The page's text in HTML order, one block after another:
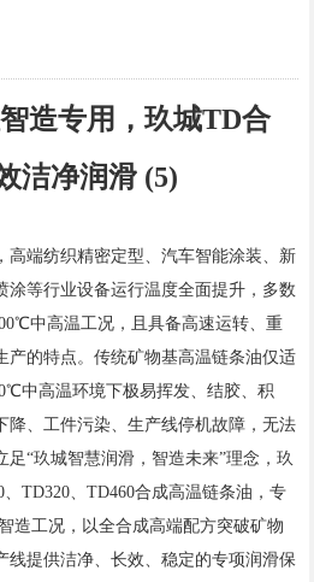
造专用，玖城TD合
洁净润滑 (5)
高端纺织精密定型、汽车智能涂装、新
涂等行业设备运行温度全面提升，多数
中高温工况，且具备高速运转、重
产的特点。传统矿物基高温链条油仅适
中高温环境下极易挥发、结胶、积
降、工件污染、生产线停机故障，无法
“玖城智慧润滑，智造未来”理念，玖
TD320、TD460合成高温链条油，专
造工况，以全合成高端配方突破矿物
线提供洁净、长效、稳定的专项润滑保